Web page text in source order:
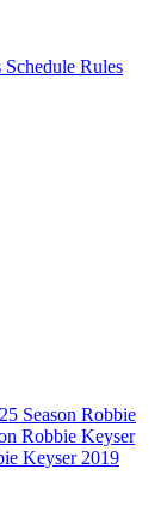
Schedule Rules
Season Robbie
Robbie Keyser
Keyser 2019